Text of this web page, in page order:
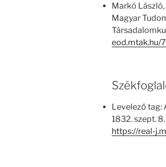
Markó
Magyar
eod.mtak.hu/
Levelező tag:
1832. szept. 8.
https://real-